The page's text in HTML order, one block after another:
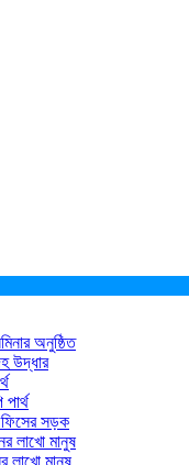
অনুষ্ঠিত
উদ্ধার
সড়ক
লাখো মানুষ
লাখো মানুষ